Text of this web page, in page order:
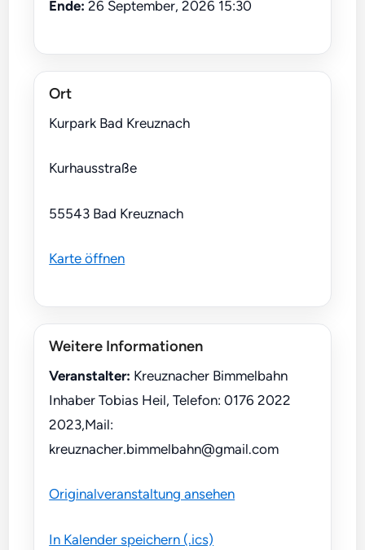
Ende: 26 September, 2026 15:30
Ort
Kurpark Bad Kreuznach
Kurhausstraße
55543 Bad Kreuznach
Karte öffnen
Weitere Informationen
Veranstalter: Kreuznacher Bimmelbahn
Inhaber Tobias Heil, Telefon: 0176 2022
2023,Mail:
kreuznacher.bimmelbahn@gmail.com
Originalveranstaltung ansehen
In Kalender speichern (.ics)